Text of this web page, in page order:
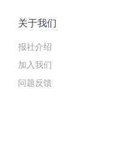
关于我们
报社介绍
加入我们
问题反馈